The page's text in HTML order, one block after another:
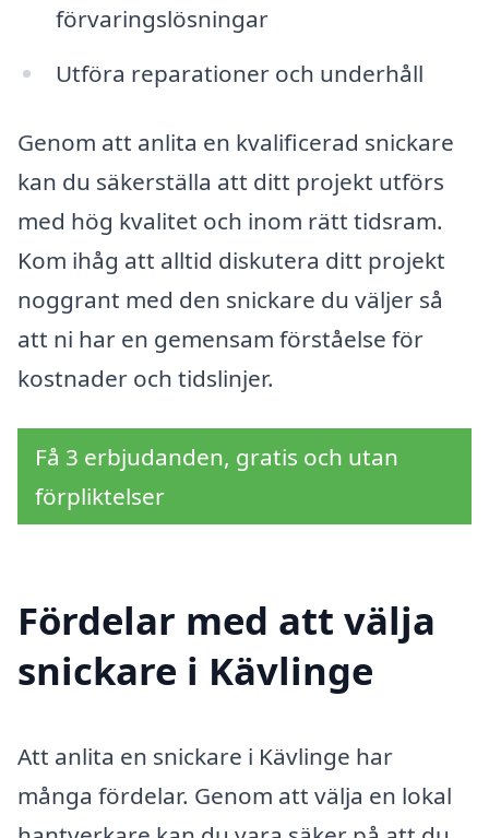
förvaringslösningar
Utföra reparationer och underhåll
Genom att anlita en kvalificerad snickare
kan du säkerställa att ditt projekt utförs
med hög kvalitet och inom rätt tidsram.
Kom ihåg att alltid diskutera ditt projekt
noggrant med den snickare du väljer så
att ni har en gemensam förståelse för
kostnader och tidslinjer.
Få 3 erbjudanden, gratis och utan
förpliktelser
Fördelar med att välja
snickare i Kävlinge
Att anlita en snickare i Kävlinge har
många fördelar. Genom att välja en lokal